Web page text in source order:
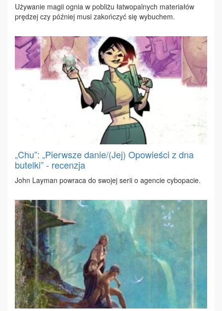
Uży­wa­nie ma­gii ognia w po­bli­żu ła­two­pal­nych ma­te­ria­łów
prę­dzej czy póź­niej mu­si za­koń­czyć się wy­bu­chem.
„Chu”: „Pierwsze danie/(Jej) Opowieści z dna
butelki” - recenzja
John Lay­man po­wra­ca do swo­jej se­rii o agen­cie cy­bo­pa­cie.